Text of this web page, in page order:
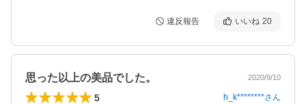
違反報告 いいね 20
思った以上の美品でした。 2020/9/10
5 h_k********さん